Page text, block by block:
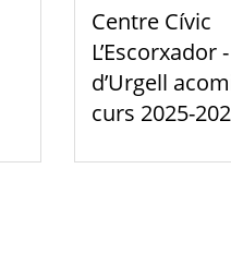
Centre Cívic
L’Escorxador
d’Urgell
curs 2025-